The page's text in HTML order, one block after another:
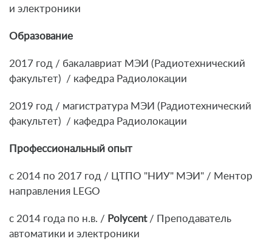
и электроники
Образование
2017 год / бакалавриат МЭИ (Радиотехнический
факультет) / кафедра Радиолокации
2019 год / магистратура МЭИ (Радиотехнический
факультет) / кафедра Радиолокации
Профессиональный опыт
с 2014 по 2017 год / ЦТПО "НИУ" МЭИ" / Ментор
направления LEGO
с 2014 года по н.в. / Polycent/ Преподаватель
автоматики и электроники